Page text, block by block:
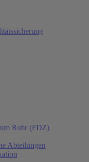
Ruhr (FDZ)
Abteilungen